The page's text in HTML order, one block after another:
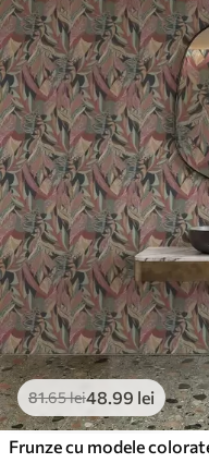
Metoda de
aplicare
Materiale disponibile
Standard
166.6599.99lei/m²
Premium
220.02132.01lei /m²
Vinil Premium
250.00 .00 /m²
81.65lei48.99 lei